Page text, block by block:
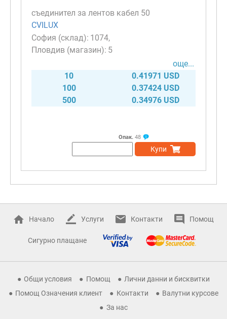
съединител за лентов кабел 50
CVILUX
1074
5
още...
10
0.41971 USD
100
0.37424 USD
500
0.34976 USD
Опак. 48
Купи
Начало Услуги Контакти Помощ
Сигурно плащане
Общи условия Помощ
Лични данни и бисквитки
Помощ Означения клиент
Контакти
Валутни курсове
За нас